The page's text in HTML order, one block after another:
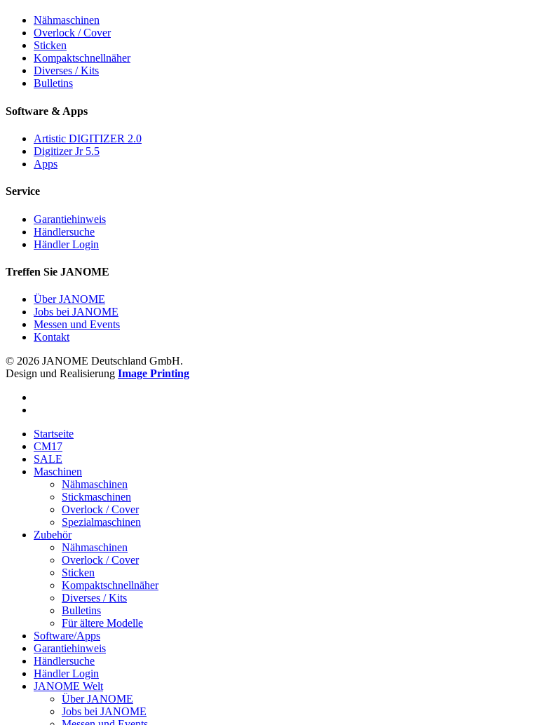
Nähmaschinen
Overlock / Cover
Sticken
Kompaktschnellnäher
Diverses / Kits
Bulletins
Software & Apps
Artistic DIGITIZER 2.0
Digitizer Jr 5.5
Apps
Service
Garantiehinweis
Händlersuche
Händler Login
Treffen Sie JANOME
Über JANOME
Jobs bei JANOME
Messen und Events
Kontakt
© 2026 JANOME Deutschland GmbH.
Design und Realisierung Image Printing
Startseite
CM17
SALE
Maschinen
Nähmaschinen
Stickmaschinen
Overlock / Cover
Spezialmaschinen
Zubehör
Nähmaschinen
Overlock / Cover
Sticken
Kompaktschnellnäher
Diverses / Kits
Bulletins
Für ältere Modelle
Software/Apps
Garantiehinweis
Händlersuche
Händler Login
JANOME Welt
Über JANOME
Jobs bei JANOME